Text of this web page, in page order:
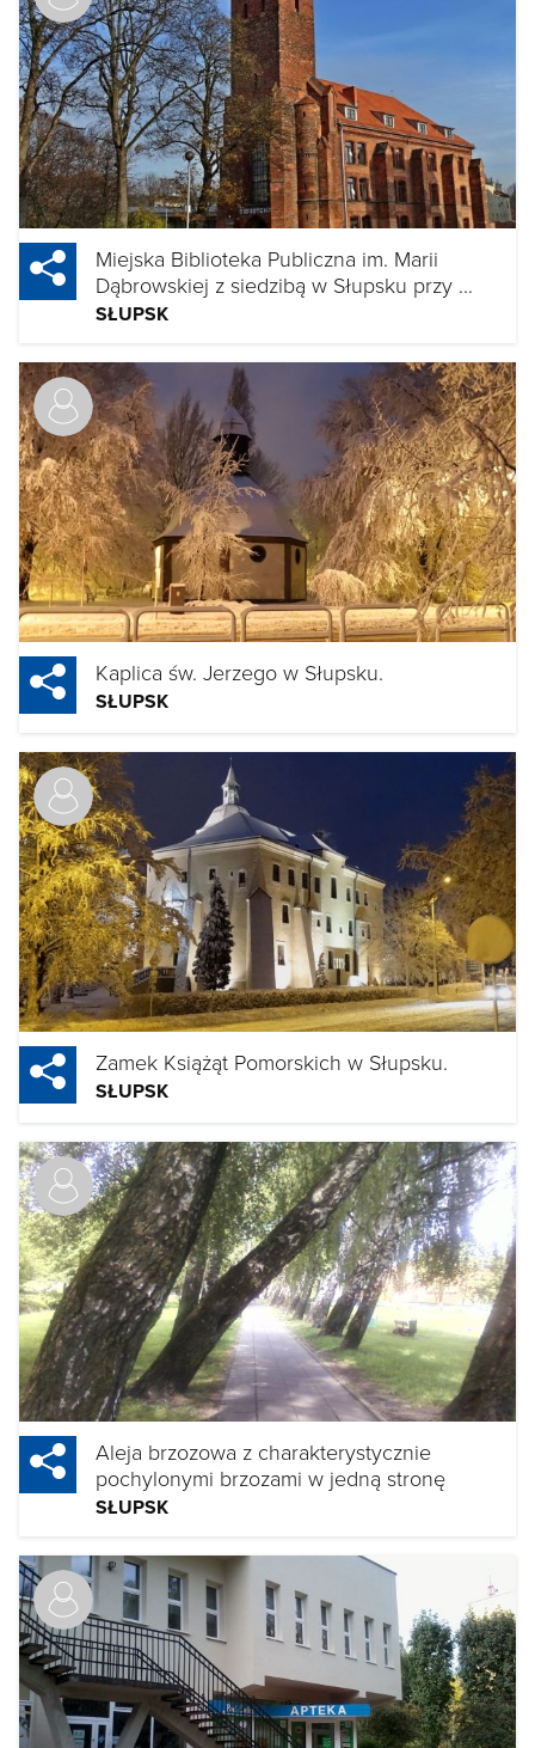
Miejska Biblioteka Publiczna im. Marii
Dąbrowskiej z siedzibą w Słupsku przy ...
SŁUPSK
Kaplica św. Jerzego w Słupsku.
SŁUPSK
Zamek Książąt Pomorskich w Słupsku.
SŁUPSK
Aleja brzozowa z charakterystycznie
pochylonymi brzozami w jedną stronę
SŁUPSK